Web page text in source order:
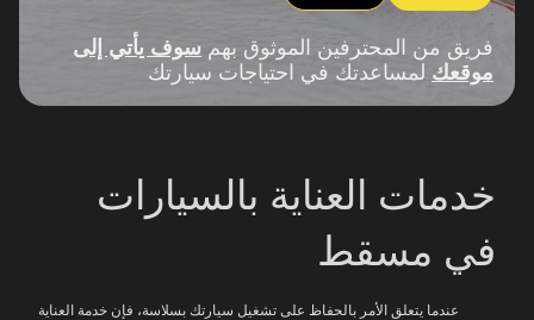
فريق من المحترفين الموثوق بهم سوف يأتي إلى
موقعك لمساعدتك في احتياجات سيارتك
خدمات العناية بالسيارات
في مسقط
عندما يتعلق الأمر بالحفاظ على تشغيل سيارتك بسلاسة، فإن خدمة العناية